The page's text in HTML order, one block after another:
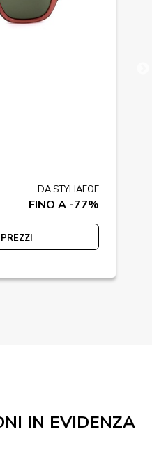
DA STYLIAFOE
FINO A -77%
IN EVIDENZA